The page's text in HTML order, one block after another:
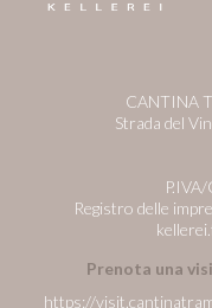
CANTINA
Strada del
Registro delle
Prenota una
https://